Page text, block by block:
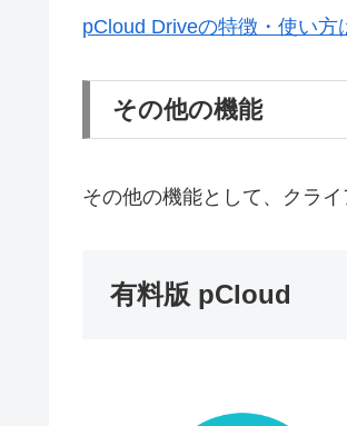
pCloud Driveの特徴・使い
その他の機能
その他の機能として、クラ
有料版 pCloud